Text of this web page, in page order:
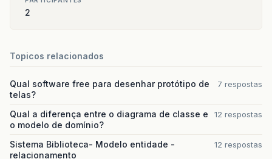
2
Topicos relacionados
Qual software free para desenhar protótipo de
telas?
7 respostas
Qual a diferença entre o diagrama de classe e
o modelo de domínio?
12 respostas
Sistema Biblioteca- Modelo entidade -
relacionamento
12 respostas